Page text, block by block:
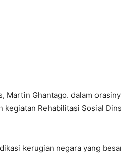
Martin Ghantago. dalam
Rehabilitasi Sosial
kerugian negara yang